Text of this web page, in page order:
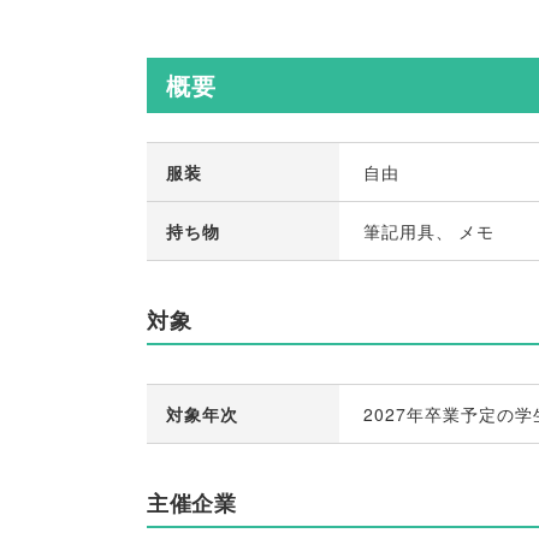
概要
服装 自由
持ち物 筆記用具、 メモ
対象
対象年次 2027年卒業予定の学
主催企業